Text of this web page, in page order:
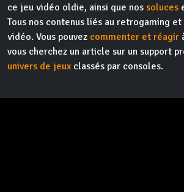
ce jeu vidéo oldie, ainsi que nos soluces
Tous nos contenus liés au retrogaming
vidéo. Vous pouvez commenter et réagir
vous cherchez un article sur un support
univers de jeux classés par consoles.